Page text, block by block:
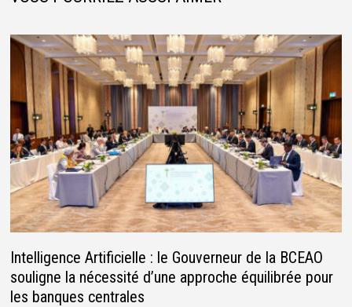
Intelligence Artificielle : le Gouverneur de la BCEAO
souligne la nécessité d’une approche équilibrée pour
les banques centrales